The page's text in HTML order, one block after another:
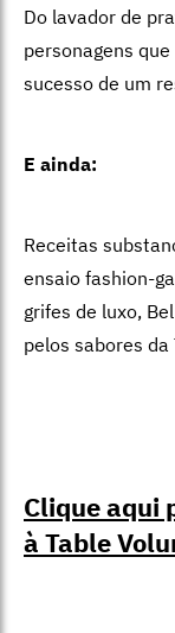
Do lavador de
personagens
sucesso de um
E ainda:
Receitas
ensaio fashion-
grifes de luxo,
pelos sabores
Clique aqui
à Table